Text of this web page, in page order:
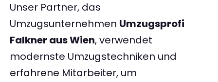
Unser Partner, das
Umzugsunternehmen Umzugsprofi
Falkner aus Wien, verwendet
modernste Umzugstechniken und
erfahrene Mitarbeiter, um